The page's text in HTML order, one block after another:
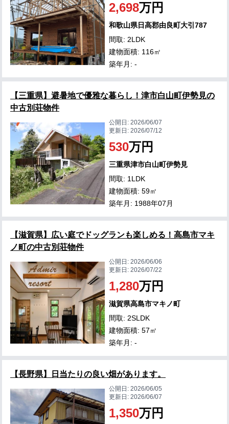
2,698万円
和歌山県日高郡由良町大引787
間取: 2LDK
建物面積: 116㎡
築年月: -
【三重県】避暑地で優雅な暮らし！津市白山町伊勢見の
中古別荘物件
公開日:2026/06/07
更新日:2026/07/12
530万円
三重県津市白山町伊勢見
間取: 1LDK
建物面積: 59㎡
築年月: 1988年07月
【滋賀県】広い庭でドッグランも楽しめる！高島市マキ
ノ町の中古別荘物件
公開日:2026/06/06
更新日:2026/07/22
1,280万円
滋賀県高島市マキノ町
間取: 2SLDK
建物面積: 57㎡
築年月: -
【長野県】日当たりの良い畑があります。
公開日:2026/06/05
更新日:2026/06/07
1,350万円